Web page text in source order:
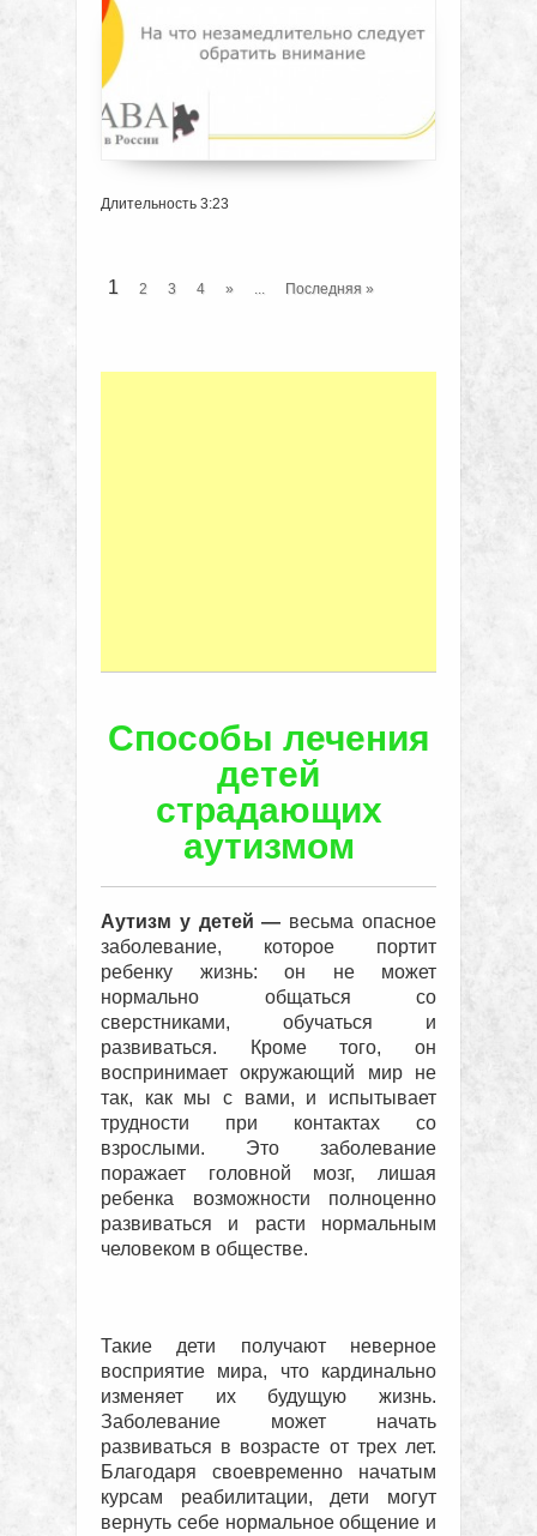
Длительность 3:23
1 2 3 4 » ... Последняя »
Способы лечения
детей
страдающих
аутизмом
Аутизм у детей — весьма опасное
заболевание, которое портит
ребенку жизнь: он не может
нормально общаться со
сверстниками, обучаться и
развиваться. Кроме того, он
воспринимает окружающий мир не
так, как мы с вами, и испытывает
трудности при контактах со
взрослыми. Это заболевание
поражает головной мозг, лишая
ребенка возможности полноценно
развиваться и расти нормальным
человеком в обществе.
Такие дети получают неверное
восприятие мира, что кардинально
изменяет их будущую жизнь.
Заболевание может начать
развиваться в возрасте от трех лет.
Благодаря своевременно начатым
курсам реабилитации, дети могут
вернуть себе нормальное общение и